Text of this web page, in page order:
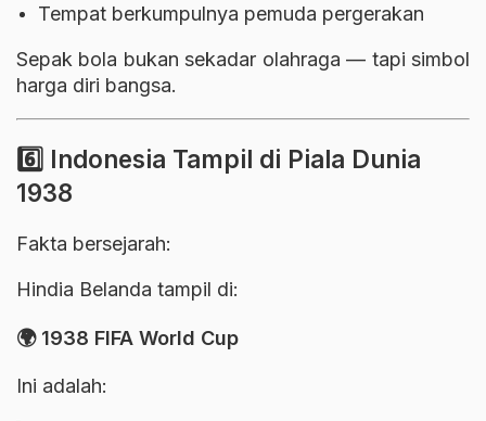
Tempat berkumpulnya pemuda pergerakan
Sepak bola bukan sekadar olahraga — tapi simbol
harga diri bangsa.
6️⃣ Indonesia Tampil di Piala Dunia
1938
Fakta bersejarah:
Hindia Belanda tampil di:
🌍 1938 FIFA World Cup
Ini adalah: